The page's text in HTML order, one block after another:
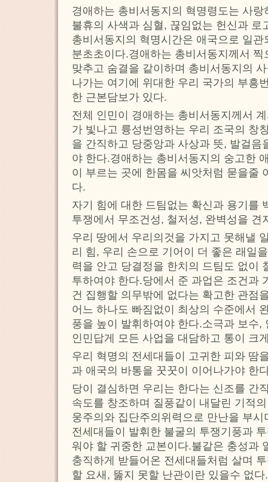
경애하는 총비서동지의 혁명령도는 사
불휴의 사색과 심혈, 끊임없는 헌신과 로
총비서동지의 혁명시간은 애국으로 일
분초초이다.경애하는 총비서동지께서
맞추고 숨결을 같이하며 총비서동지의
나가는 여기에 위대한 우리 국가의 부흥
한 근본담보가 있다.
전체 인민이 경애하는 총비서동지께서
가 빛나고 륭성번영하는 우리 조국의 창
을 간직하고 당중앙과 사상과 뜻, 발걸음
야 한다.경애하는 총비서동지의 숭고한
이 부르는 곳에 한몸을 씨앗처럼 묻을줄
다.
자기 힘에 대한 드팀없는 확신과 용기를
투쟁에서 무조건성, 철저성, 완벽성을 견
우리 땅에서 우리의것을 가지고 못해낼
리 힘, 우리 손으로 기어이 더 좋은 래일
력을 안고 당결정을 한치의 드팀도 없이
투하여야 한다.당에서 준 과업은 조건과
건 집행할 의무밖에 없다는 확고한 관점
어느 하나도 빠짐없이 최상의 수준에서
풍을 높이 발휘하여야 한다.소극과 보수,
인민답게 모든 사업을 대담하고 통이 크
우리 혁명의 전세대들이 고귀한 피와 땀
과 애국의 바통을 꿋꿋이 이어나가야 한
당이 결심하면 우리는 한다는 신조를 간
속도를 창조하며 질풍같이 내달린 기적
웅주의와 집단주의위력으로 만난을 부
전세대들이 발휘한 불굴의 투쟁기풍과
워야 할 귀중한 교본이다.불같은 충성과
충직하게 받들어온 전세대들처럼 살며
할 요새, 뚫지 못할 난관이란 있을수 없